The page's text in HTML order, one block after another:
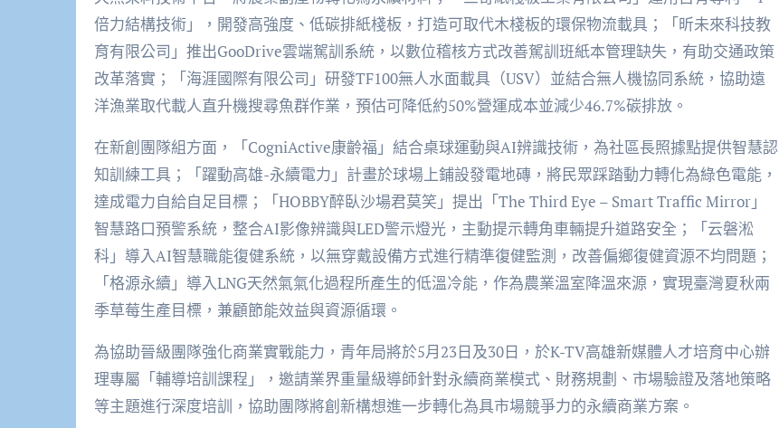
倍力結構技術」，開發高強度、低碳排紙棧板，打造可取代木棧板的環保物流載具；「昕未來科技教
育有限公司」推出GooDrive雲端駕訓系統，以數位稽核方式改善駕訓班紙本管理缺失，有助交通政策
改革落實；「海涯國際有限公司」研發TF100無人水面載具（USV）並結合無人機協同系統，協助遠
洋漁業取代載人直升機搜尋魚群作業，預估可降低約50%營運成本並減少46.7%碳排放。
在新創團隊組方面，「CogniActive康齡福」結合桌球運動與AI辨識技術，為社區長照據點提供智慧認
知訓練工具；「躍動高雄-永續電力」計畫於球場上鋪設發電地磚，將民眾踩踏動力轉化為綠色電能，
達成電力自給自足目標；「HOBBY醉臥沙場君莫笑」提出「The Third Eye – Smart Traffic Mirror」
智慧路口預警系統，整合AI影像辨識與LED警示燈光，主動提示轉角車輛提升道路安全；「云磐淞
科」導入AI智慧職能復健系統，以無穿戴設備方式進行精準復健監測，改善偏鄉復健資源不均問題；
「格源永續」導入LNG天然氣氣化過程所產生的低溫冷能，作為農業溫室降溫來源，實現臺灣夏秋兩
季草莓生產目標，兼顧節能效益與資源循環。
為協助晉級團隊強化商業實戰能力，青年局將於5月23日及30日，於K-TV高雄新媒體人才培育中心辦
理專屬「輔導培訓課程」，邀請業界重量級導師針對永續商業模式、財務規劃、市場驗證及落地策略
等主題進行深度培訓，協助團隊將創新構想進一步轉化為具市場競爭力的永續商業方案。